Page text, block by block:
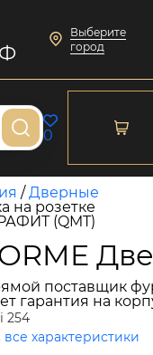
Выберите
город
0
/Дверные
на розетке
(QMT)
поставщик
гарантия на
254
характеристики